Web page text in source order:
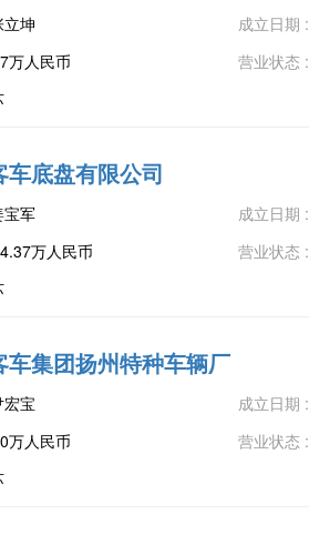
立坤 成立日期 :
万人民币 营业状态 :
底盘有限公司
宝军 成立日期 :
万人民币 营业状态 :
车集团扬州特种车辆厂
宏宝 成立日期 :
万人民币 营业状态 :